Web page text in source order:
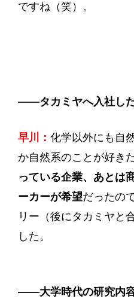
ですね（笑）。
——タカミヤへ入社し
早川： 化学以外にも自
か自然系のことが好き
っている企業、あとは
ーカーが希望だったの
リー（後にタカミヤと
した。
——大学時代の研究内